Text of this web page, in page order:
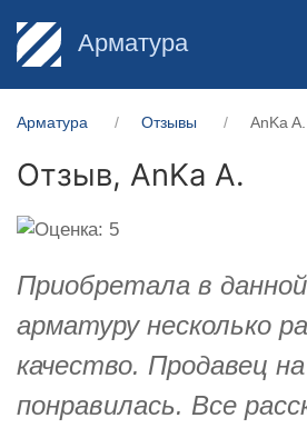
Арматура
Арматура Отзывы AnKa A.
Отзыв, AnKa A.
Приобретала в
арматуру несколько
качество. Продавец
понравилась. Все